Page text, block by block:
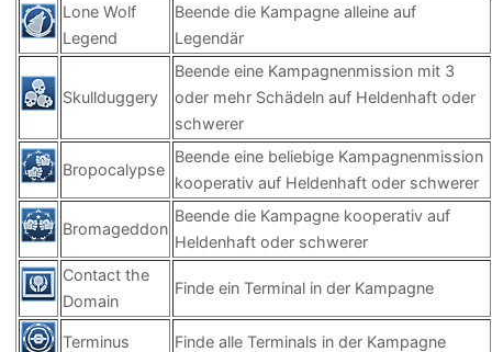
Lone Wolf
Legend
Beende die Kampagne alleine auf
Legendär
Skullduggery
Beende eine Kampagnenmission mit 3
oder mehr Schädeln auf Heldenhaft oder
schwerer
Bropocalypse
Beende eine beliebige Kampagnenmission
kooperativ auf Heldenhaft oder schwerer
Bromageddon
Beende die Kampagne kooperativ auf
Heldenhaft oder schwerer
Contact the
Domain
Finde ein Terminal in der Kampagne
Terminus Finde alle Terminals in der Kampagne